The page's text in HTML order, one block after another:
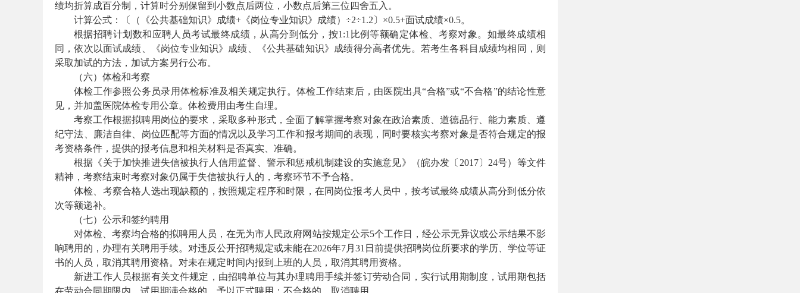
绩均折算成百分制，计算时分别保留到小数点后两位，小数点后第三位四舍五入。
计算公式：〔（《公共基础知识》成绩+《岗位专业知识》成绩）÷2÷1.2〕×0.5+面试成绩×0.5。
根据招聘计划数和应聘人员考试最终成绩，从高分到低分，按1:1比例等额确定体检、考察对象。如最终成绩相
同，依次以面试成绩、《岗位专业知识》成绩、《公共基础知识》成绩得分高者优先。若考生各科目成绩均相同，则
采取加试的方法，加试方案另行公布。
（六）体检和考察
体检工作参照公务员录用体检标准及相关规定执行。体检工作结束后，由医院出具“合格”或“不合格”的结论性意
见，并加盖医院体检专用公章。体检费用由考生自理。
考察工作根据拟聘用岗位的要求，采取多种形式，全面了解掌握考察对象在政治素质、道德品行、能力素质、遵
纪守法、廉洁自律、岗位匹配等方面的情况以及学习工作和报考期间的表现，同时要核实考察对象是否符合规定的报
考资格条件，提供的报考信息和相关材料是否真实、准确。
根据《关于加快推进失信被执行人信用监督、警示和惩戒机制建设的实施意见》（皖办发〔2017〕24号）等文件
精神，考察结束时考察对象仍属于失信被执行人的，考察环节不予合格。
体检、考察合格人选出现缺额的，按照规定程序和时限，在同岗位报考人员中，按考试最终成绩从高分到低分依
次等额递补。
（七）公示和签约聘用
对体检、考察均合格的拟聘用人员，在无为市人民政府网站按规定公示5个工作日，经公示无异议或公示结果不影
响聘用的，办理有关聘用手续。对违反公开招聘规定或未能在2026年7月31日前提供招聘岗位所要求的学历、学位等证
书的人员，取消其聘用资格。对未在规定时间内报到上班的人员，取消其聘用资格。
新进工作人员根据有关文件规定，由招聘单位与其办理聘用手续并签订劳动合同，实行试用期制度，试用期包括
在劳动合同期限内。试用期满合格的，予以正式聘用；不合格的，取消聘用。